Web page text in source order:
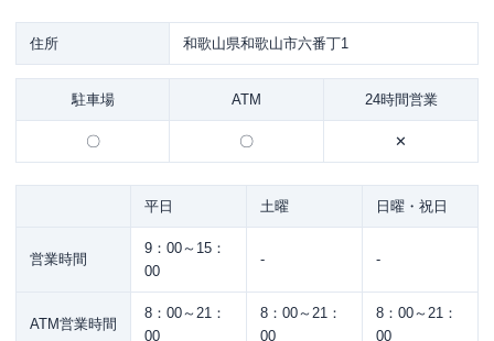
住所 和歌山県和歌山市六番丁1
駐車場 ATM 24時間営業
〇 〇 ✕
平日 土曜 日曜・祝日
営業時間
9：00～15：
00
- -
ATM営業時間
8：00～21：
00
8：00～21：
00
8：00～21：
00